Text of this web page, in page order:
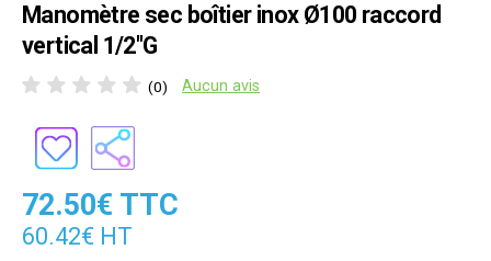
Manomètre sec boîtier inox Ø100 raccord
vertical 1/2"G
(0) Aucun avis
72.50€ TTC
60.42€ HT